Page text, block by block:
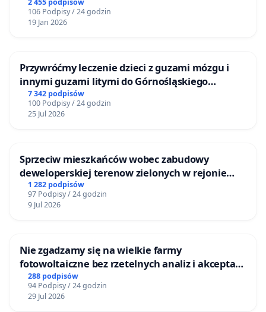
106 Podpisy / 24 godzin
19 Jan 2026
Przywróćmy leczenie dzieci z guzami mózgu i
innymi guzami litymi do Górnośląskiego
Centrum Zdrowia Dziecka w Katowicach
7 342 podpisów
100 Podpisy / 24 godzin
25 Jul 2026
Sprzeciw mieszkańców wobec zabudowy
deweloperskiej terenow zielonych w rejonie
Bulwarów Straceńskich w Bielsku-Białej
1 282 podpisów
97 Podpisy / 24 godzin
9 Jul 2026
Nie zgadzamy się na wielkie farmy
fotowoltaiczne bez rzetelnych analiz i akceptacji
mieszkańców
288 podpisów
94 Podpisy / 24 godzin
29 Jul 2026